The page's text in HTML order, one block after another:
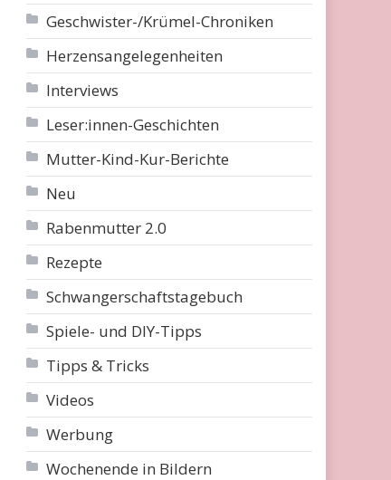
Geschwister-/Krümel-Chroniken
Herzensangelegenheiten
Interviews
Leser:innen-Geschichten
Mutter-Kind-Kur-Berichte
Neu
Rabenmutter 2.0
Rezepte
Schwangerschaftstagebuch
Spiele- und DIY-Tipps
Tipps & Tricks
Videos
Werbung
Wochenende in Bildern